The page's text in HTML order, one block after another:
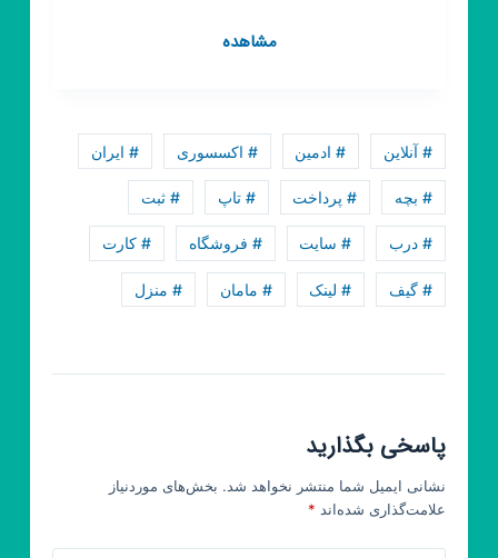
مشاهدهکانال
TOP
ANIME
# آنلاین # ادمین # اکسسوری # ایران
# بچه # پرداخت # تاپ # ثبت
# درب # سایت # فروشگاه # کارت
# گیف # لینک # مامان # منزل
پاسخی بگذارید
نشانی ایمیل شما منتشر نخواهد شد. بخش‌های موردنیاز
علامت‌گذاری شده‌اند *